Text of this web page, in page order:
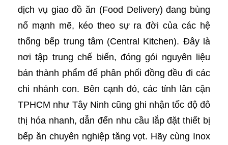
dịch vụ giao đồ ăn (Food Delivery) đang bùng
nổ mạnh mẽ, kéo theo sự ra đời của các hệ
thống bếp trung tâm (Central Kitchen). Đây là
nơi tập trung chế biến, đóng gói nguyên liệu
bán thành phẩm để phân phối đồng đều đi các
chi nhánh con. Bên cạnh đó, các tỉnh lân cận
TPHCM như Tây Ninh cũng ghi nhận tốc độ đô
thị hóa nhanh, dẫn đến nhu cầu lắp đặt thiết bị
bếp ăn chuyên nghiệp tăng vọt. Hãy cùng Inox